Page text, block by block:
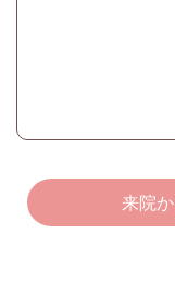
来院